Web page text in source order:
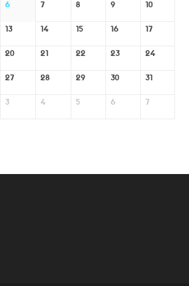
6 7 8 9
10
13 14 15 16
17
20 21 22 23
24
27 28 29 30
31
3 4 5 6 7